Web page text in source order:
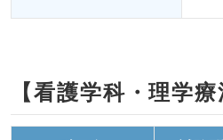
【看護学科・理学療